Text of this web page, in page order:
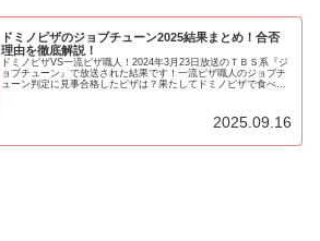
ドミノピザのジョブチューン2025結果まとめ！合否
理由を徹底解説！
ドミノピザVS一流ピザ職人！2024年3月23日放送のＴＢＳ系『ジ
ョブチューン』で放送された結果です！一流ピザ職人のジョブチ
ューン判定に見事合格したピザは？果たしてドミノピザで食べる
2025.09.16